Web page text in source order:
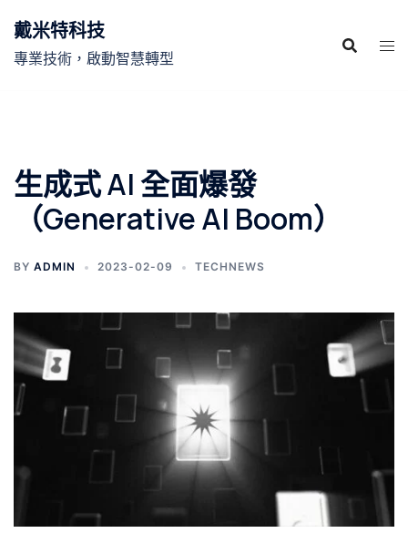
戴米特科技
專業技術，啟動智慧轉型
生成式 AI 全面爆發
（Generative AI Boom）
BY ADMIN 2023-02-09 TECHNEWS